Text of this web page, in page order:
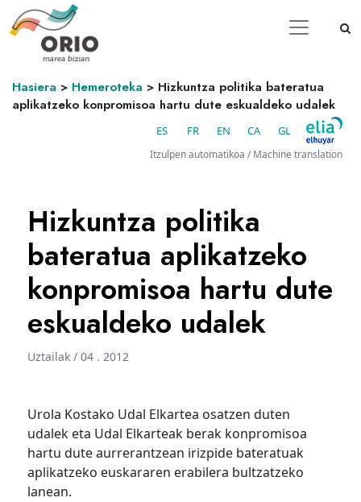
Hasiera > Hemeroteka > Hizkuntza politika bateratua
aplikatzeko konpromisoa hartu dute eskualdeko udalek
ES FR EN CA GL
Itzulpen automatikoa / Machine translation
Hizkuntza politika
bateratua aplikatzeko
konpromisoa hartu dute
eskualdeko udalek
Uztailak / 04 . 2012
Urola Kostako Udal Elkartea osatzen duten
udalek eta Udal Elkarteak berak konpromisoa
hartu dute aurrerantzean irizpide bateratuak
aplikatzeko euskararen erabilera bultzatzeko
lanean.